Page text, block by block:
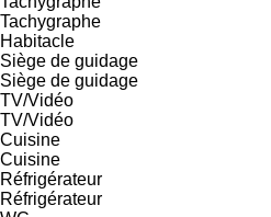
Tachygraphe
Habitacle
Siège de guidage
Siège de guidage
TV/Vidéo
TV/Vidéo
Cuisine
Cuisine
Réfrigérateur
Réfrigérateur